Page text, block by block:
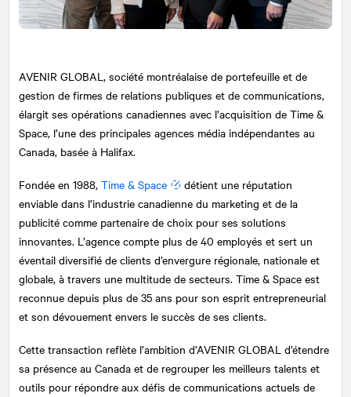
AVENIR GLOBAL, société montréalaise de portefeuille et de
gestion de firmes de relations publiques et de communications,
élargit ses opérations canadiennes avec l’acquisition de Time &
Space, l’une des principales agences média indépendantes au
Canada, basée à Halifax.
Fondée en 1988, Time & Space
détient une réputation
enviable dans l’industrie canadienne du marketing et de la
publicité comme partenaire de choix pour ses solutions
innovantes. L’agence compte plus de 40 employés et sert un
éventail diversifié de clients d’envergure régionale, nationale et
globale, à travers une multitude de secteurs. Time & Space est
reconnue depuis plus de 35 ans pour son esprit entrepreneurial
et son dévouement envers le succès de ses clients.
Cette transaction reflète l’ambition d’AVENIR GLOBAL d’étendre
sa présence au Canada et de regrouper les meilleurs talents et
outils pour répondre aux défis de communications actuels de